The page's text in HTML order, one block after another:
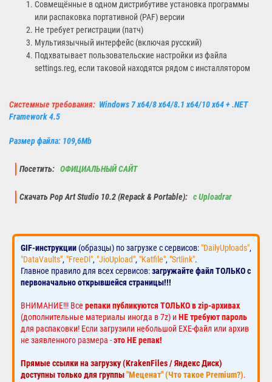
Совмещённые в одном дистрибутиве установка программы
или распаковка портативной (PAF) версии
Не требует регистрации (патч)
Мультиязычный интерфейс (включая русский)
Подхватывает пользовательские настройки из файла
settings.reg, если таковой находятся рядом с инсталлятором
Системные требования: Windows 7 x64/8 x64/8.1 x64/10 x64 + .NET
Framework 4.5
Размер файла: 109,6Mb
Посетить: ОФИЦИАЛЬНЫЙ САЙТ
Скачать Pop Art Studio 10.2 (Repack & Portable): с Uploadrar
GIF-инструкции (образцы) по загрузке с сервисов: "DailyUploads",
"DataVaults", "FreeDl", "JioUpload", "Katfile", "Srtlink".
Главное правило для всех сервисов:загружайте файл ТОЛЬКО с
первоначально открывшейся страницы!!!
ВНИМАНИЕ!!! Все репаки публикуются ТОЛЬКО в zip-архивах
(дополнительные материалы иногда в 7z) иНЕ требуют пароль
для распаковки! Если загрузили небольшой EXE-файл или архив
не заявленного размера -это НЕ репак!
Прямые ссылки на загрузку (KrakenFiles / Яндекс Диск)
доступны только для группы"Меценат" (Что такое Premium?).